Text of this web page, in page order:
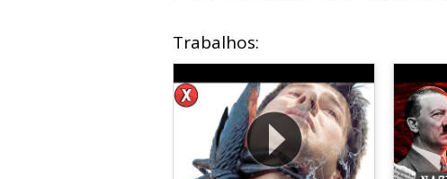
Trabalhos: